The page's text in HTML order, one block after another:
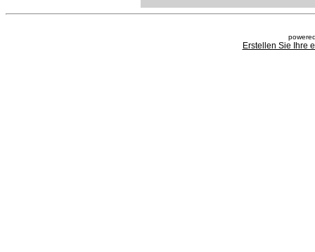
Erstellen Sie Ihre